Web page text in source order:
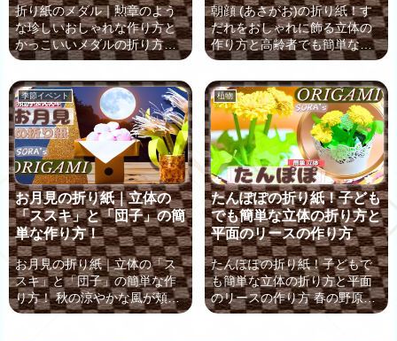
アイテムですので、折り紙を
用意して、お部屋に春を咲か
せましょう！ 菜の花の折...
歳の小さい子供でも簡単にか
わいいトナカイのおりがみの
折り方を...
折り紙のメダル｜勲章のよう
な珍しいおしゃれな作り方と
かっこいいメダルの折り方！
皆様、こんにちは、今回は卒
園や運動会で大活躍の折り紙
での「メダル」の作り方をご
案内していきますね。 1つ目
は、勲章のように上品でおし
ゃれなメダルの折り紙の作り
方で、ちょっとしたプレゼン
トとしても喜ばれる珍しいデ
ザインです。 そして、変身ベ
ルトのような かっこいいデザ
インのメダルの折り紙の折り
方もご案内しますよ。 メダル
の折り紙｜勲章のように珍し
いおしゃれなメダルの作り
方！ 上品な輝き！勲章風の珍
しいおしゃれなメダルの...
朝顔 (あさがお)の折り紙！す
だれをおしゃれに飾る立体の
作り方と高齢者でも簡単な平
面の折り方 夏の朝、涼しげで
色鮮やかな「朝顔 (あさが
お)」の花ですが、子どもの頃
に育てた思い出や、校庭で涼
しげに咲いている姿など、ど
こか懐かしく、心和む記憶が
結びついていますよね。 そん
な日本の夏の象徴の花ともい
える朝顔を、今年は折り紙で
咲かせてみませんか？ 皆さん
お元気ですか、「ソラの折り
紙」のソラです。 こちらのペ
ージでは、夏の飾り付けにぴ
ったりな、次の2つの「朝顔
(あさがお)の折り紙」の作り方
をお伝えして...
季節イベント
お月見の折り紙｜立体の
「ススキ」と「団子」の簡
単な作り方！
お月見の折り紙｜立体の「ス
スキ」と「団子」の簡単な作
り方！ 秋の涼やかな風が頬を
なで、空気が澄み渡り始める
植物
たんぽぽの折り紙！子ども
でも簡単な立体の折り方と
平面のリースの作り方
たんぽぽの折り紙！子どもで
も簡単な立体の折り方と平面
のリースの作り方 春の野原を
彩る可愛い「たんぽぽ」を今